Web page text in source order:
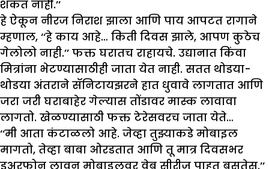
शकत नाही.’’
हे ऐकून नीरज निराश झाला आणि पाय आपटत रागाने
म्हणाल, ‘‘हे काय आहे… किती दिवस झाले, आपण कुठेच
गेलोलो नाही.’’ फक्त घरातच राहायचे. उद्यानात किंवा
मित्रांना भेटण्यासाठीही जाता येत नाही. सतत थोडया-
थोडया अंतराने सॅनिटायझरने हात धुवावे लागतात आणि
जरा जरी घराबाहेर गेल्यास तोंडावर मास्क लावावा
लागतो. खेळण्यासाठी फक्त टेरेसवरच जाता येते…
‘‘मी आता कंटाळलो आहे. जेव्हा तुझ्याकडे मोबाइल
मागतो, तेव्हा बाबा ओरडतात आणि तू मात्र दिवसभर
इअरफोन लावून मोबाइलवर वेब सीरीज पाहत बसतेस.’’